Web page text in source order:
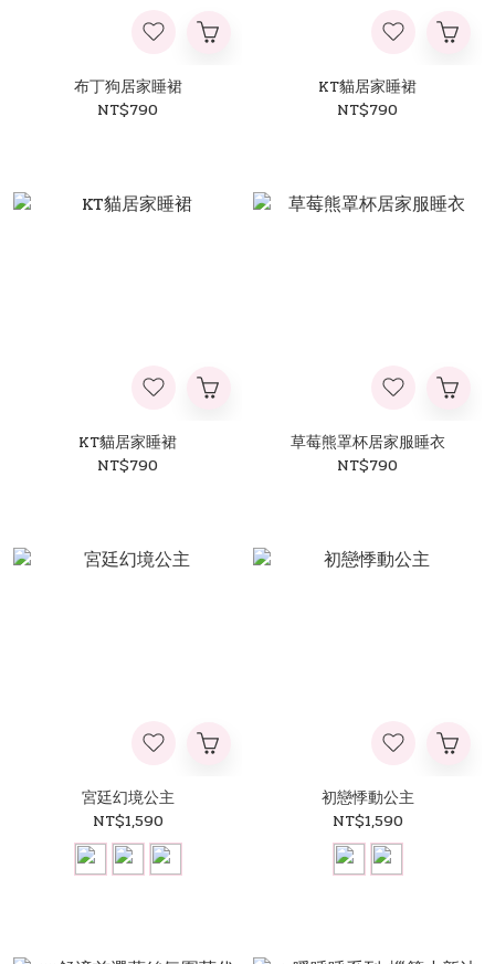
布丁狗居家睡裙
NT$790
KT貓居家睡裙
NT$790
KT貓居家睡裙
NT$790
草莓熊罩杯居家服睡衣
NT$790
宮廷幻境公主
NT$1,590
初戀悸動公主
NT$1,590